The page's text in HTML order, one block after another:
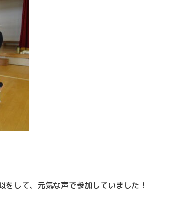
して、元気な声で参加していました！